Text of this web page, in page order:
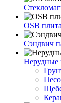
OSB плита
Сэндвич
Нерудные